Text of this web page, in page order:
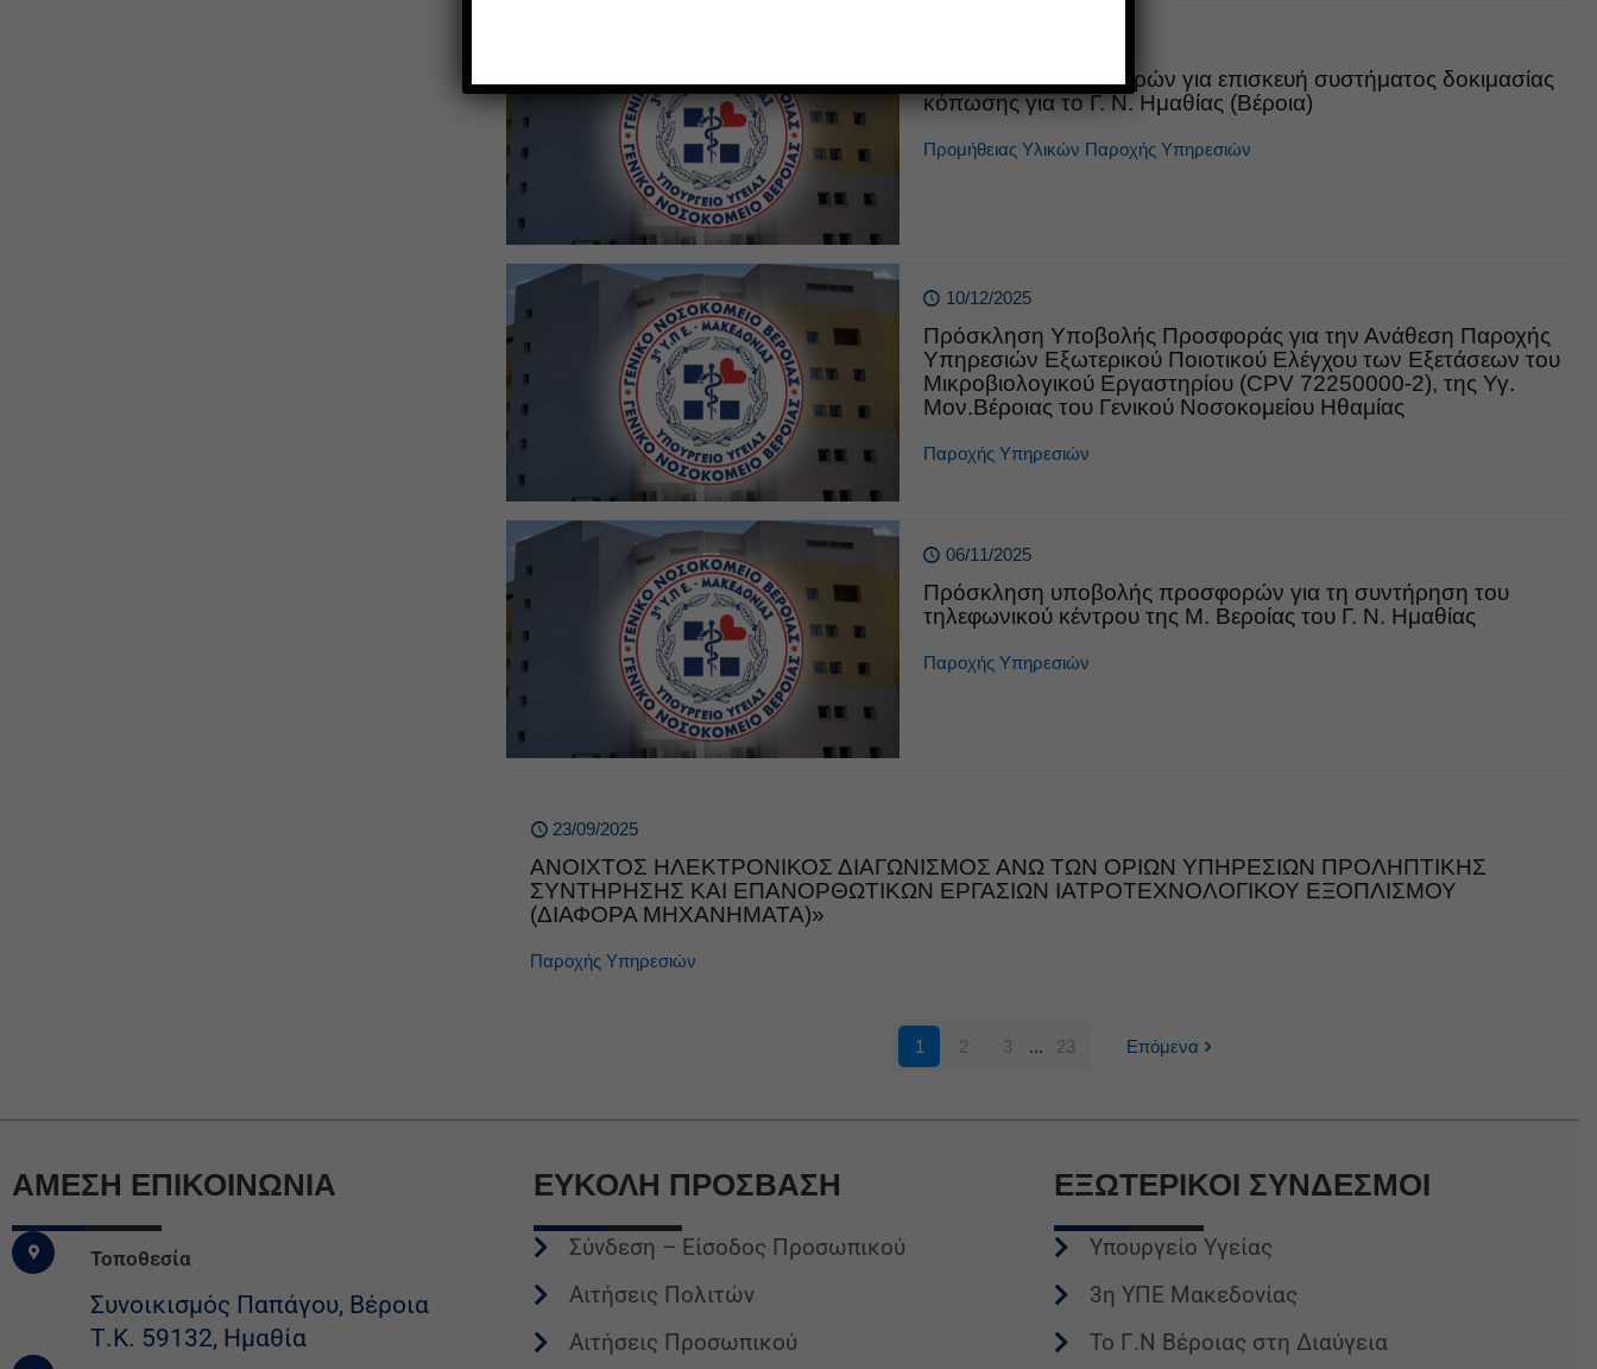
Πρόσκληση προσφορών για επισκευή συστήματος δοκιμασίας
κόπωσης για το Γ. Ν. Ημαθίας (Βέροια)
Προμήθειας Υλικών Παροχής Υπηρεσιών
10/12/2025
Πρόσκληση Υποβολής Προσφοράς για την Ανάθεση Παροχής
Υπηρεσιών Εξωτερικού Ποιοτικού Ελέγχου των Εξετάσεων του
Μικροβιολογικού Εργαστηρίου (CPV 72250000-2), της Υγ.
Μον.Βέροιας του Γενικού Νοσοκομείου Ηθαμίας
Παροχής Υπηρεσιών
06/11/2025
Πρόσκληση υποβολής προσφορών για τη συντήρηση του
τηλεφωνικού κέντρου της Μ. Βεροίας του Γ. Ν. Ημαθίας
Παροχής Υπηρεσιών
23/09/2025
ΑΝΟΙΧΤΟΣ ΗΛΕΚΤΡΟΝΙΚΟΣ ΔΙΑΓΩΝΙΣΜΟΣ ΑΝΩ ΤΩΝ ΟΡΙΩΝ ΥΠΗΡΕΣΙΩΝ ΠΡΟΛΗΠΤΙΚΗΣ
ΣΥΝΤΗΡΗΣΗΣ ΚΑΙ ΕΠΑΝΟΡΘΩΤΙΚΩΝ ΕΡΓΑΣΙΩΝ ΙΑΤΡΟΤΕΧΝΟΛΟΓΙΚΟΥ ΕΞΟΠΛΙΣΜΟΥ
(ΔΙΑΦΟΡΑ ΜΗΧΑΝΗΜΑΤΑ)»
Παροχής Υπηρεσιών
1 2 3 ... 23 Επόμενα
ΆΜΕΣΗ ΕΠΙΚΟΙΝΩΝΙΑ
Τοποθεσία
Συνοικισμός Παπάγου, Βέροια
Τ.Κ. 59132, Ημαθία
ΕΥΚΟΛΗ ΠΡΟΣΒΑΣΗ
Σύνδεση – Είσοδος Προσωπικού
Αιτήσεις Πολιτών
Αιτήσεις Προσωπικού
ΕΞΩΤΕΡΙΚΟΙ ΣΥΝΔΕΣΜΟΙ
Υπουργείο Υγείας
3η ΥΠΕ Μακεδονίας
Το Γ.Ν Βέροιας στη Διαύγεια